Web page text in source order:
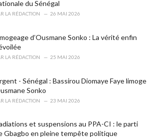
du Sénégal
LA RÉDACTION 26 MAI 2026
d’Ousmane Sonko : La vérité enfin
LA RÉDACTION 25 MAI 2026
- Sénégal : Bassirou Diomaye Faye limoge
Sonko
LA RÉDACTION 23 MAI 2026
et suspensions au PPA-CI : le parti
Gbagbo en pleine tempête politique